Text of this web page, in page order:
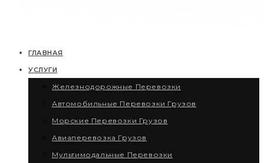
ГЛАВНАЯ
УСЛУГИ
Железнодорожные Перевозки
Автомобильные Перевозки Грузов
Морские Перевозки Грузов
Авиаперевозка Грузов
Мультимодальные Перевозки